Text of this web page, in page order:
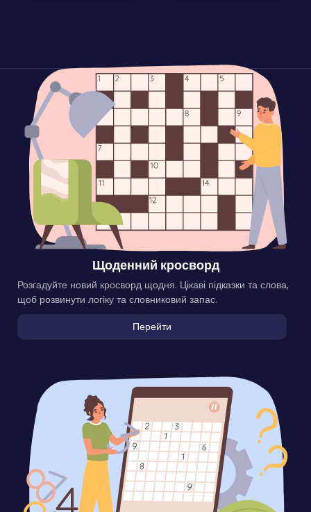
Щоденний кросворд
Розгадуйте новий кросворд щодня. Цікаві підказки та слова,
щоб розвинути логіку та словниковий запас.
Перейти